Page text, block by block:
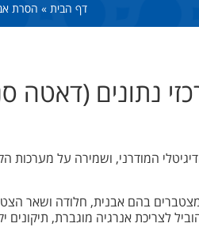
דף הבית » הסרת
נתונים (דאטה
המודרני, ושמירה על מערכות
בהם אבנית, חלודה ושאר
לצריכת אנרגיה מוגברת, תיקונים